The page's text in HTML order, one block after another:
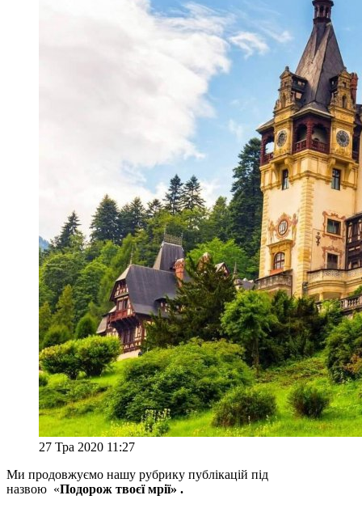
27 Тра 2020 11:27
Ми продовжуємо нашу рубрику публікацій під
назвою «Подорож твоєї мрії» .